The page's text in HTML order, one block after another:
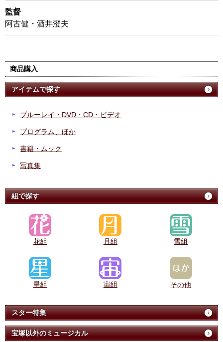
監督
阿古健・酒井澄夫
商品購入
アイテムで探す
ブルーレイ・DVD・CD・ビデオ
プログラム、ほか
書籍・ムック
写真集
組で探す
花組 月組 雪組
星組 宙組 その他
スター特集
宝塚以外のミュージカル